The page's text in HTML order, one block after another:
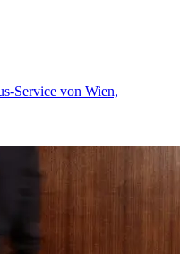
Service von Wien,